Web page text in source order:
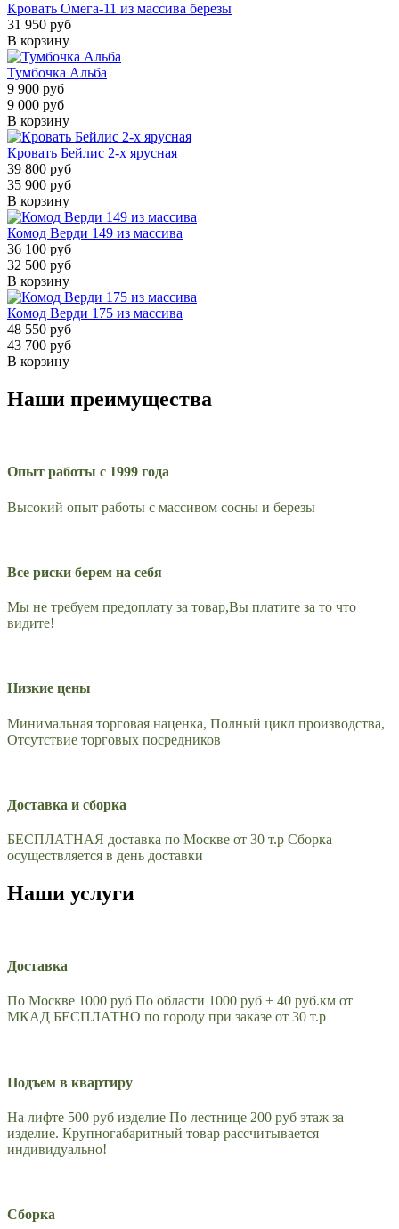
Кровать Омега-11 из массива березы
31 950 руб
В корзину
Тумбочка Альба
9 900 руб
9 000 руб
В корзину
Кровать Бейлис 2-х ярусная
39 800 руб
35 900 руб
В корзину
Комод Верди 149 из массива
36 100 руб
32 500 руб
В корзину
Комод Верди 175 из массива
48 550 руб
43 700 руб
В корзину
Наши преимущества
Опыт работы с 1999 года
Высокий опыт работы с массивом сосны и березы
Все риски берем на себя
Мы не требуем предоплату за товар,Вы платите за то что
видите!
Низкие цены
Минимальная торговая наценка, Полный цикл производства,
Отсутствие торговых посредников
Доставка и сборка
БЕСПЛАТНАЯ доставка по Москве от 30 т.р Сборка
осуществляется в день доставки
Наши услуги
Доставка
По Москве 1000 руб По области 1000 руб + 40 руб.км от
МКАД БЕСПЛАТНО по городу при заказе от 30 т.р
Подъем в квартиру
На лифте 500 руб изделие По лестнице 200 руб этаж за
изделие. Крупногабаритный товар рассчитывается
индивидуально!
Сборка